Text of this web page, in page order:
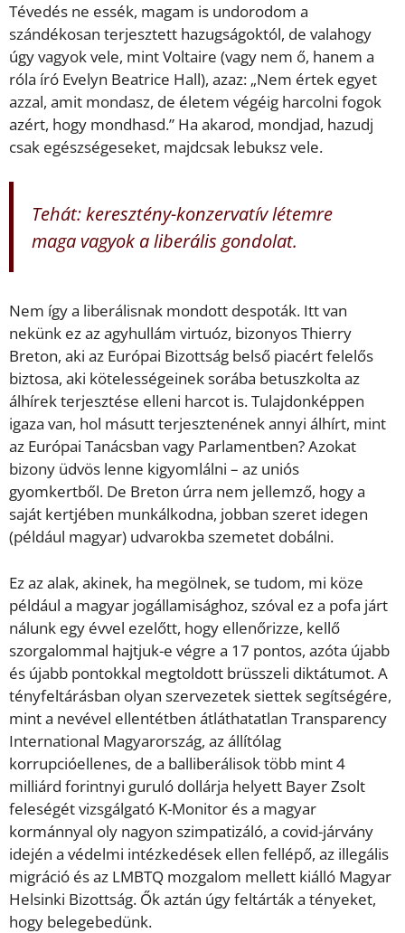
Tévedés ne essék, magam is undorodom a
szándékosan terjesztett hazugságoktól, de valahogy
úgy vagyok vele, mint Voltaire (vagy nem ő, hanem a
róla író Evelyn Beatrice Hall), azaz: „Nem értek egyet
azzal, amit mondasz, de életem végéig harcolni fogok
azért, hogy mondhasd.” Ha akarod, mondjad, hazudj
csak egészségeseket, majdcsak lebuksz vele.
Tehát: keresztény-konzervatív létemre
maga vagyok a liberális gondolat.
Nem így a liberálisnak mondott despoták. Itt van
nekünk ez az agyhullám virtuóz, bizonyos Thierry
Breton, aki az Európai Bizottság belső piacért felelős
biztosa, aki kötelességeinek sorába betuszkolta az
álhírek terjesztése elleni harcot is. Tulajdonképpen
igaza van, hol másutt terjesztenének annyi álhírt, mint
az Európai Tanácsban vagy Parlamentben? Azokat
bizony üdvös lenne kigyomlálni – az uniós
gyomkertből. De Breton úrra nem jellemző, hogy a
saját kertjében munkálkodna, jobban szeret idegen
(például magyar) udvarokba szemetet dobálni.
Ez az alak, akinek, ha megölnek, se tudom, mi köze
például a magyar jogállamisághoz, szóval ez a pofa járt
nálunk egy évvel ezelőtt, hogy ellenőrizze, kellő
szorgalommal hajtjuk-e végre a 17 pontos, azóta újabb
és újabb pontokkal megtoldott brüsszeli diktátumot. A
tényfeltárásban olyan szervezetek siettek segítségére,
mint a nevével ellentétben átláthatatlan Transparency
International Magyarország, az állítólag
korrupcióellenes, de a balliberálisok több mint 4
milliárd forintnyi guruló dollárja helyett Bayer Zsolt
feleségét vizsgálgató K-Monitor és a magyar
kormánnyal oly nagyon szimpatizáló, a covid-járvány
idején a védelmi intézkedések ellen fellépő, az illegális
migráció és az LMBTQ mozgalom mellett kiálló Magyar
Helsinki Bizottság. Ők aztán úgy feltárták a tényeket,
hogy belegebedünk.